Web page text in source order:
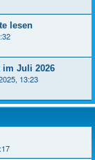
lesen
im Juli 2026
13:23